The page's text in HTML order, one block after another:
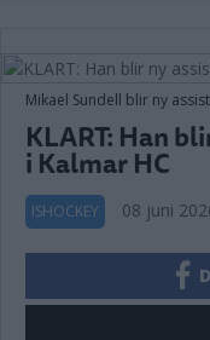
Mikael Sundell blir ny
KLART: Han
i Kalmar HC
ISHOCKEY 08 juni